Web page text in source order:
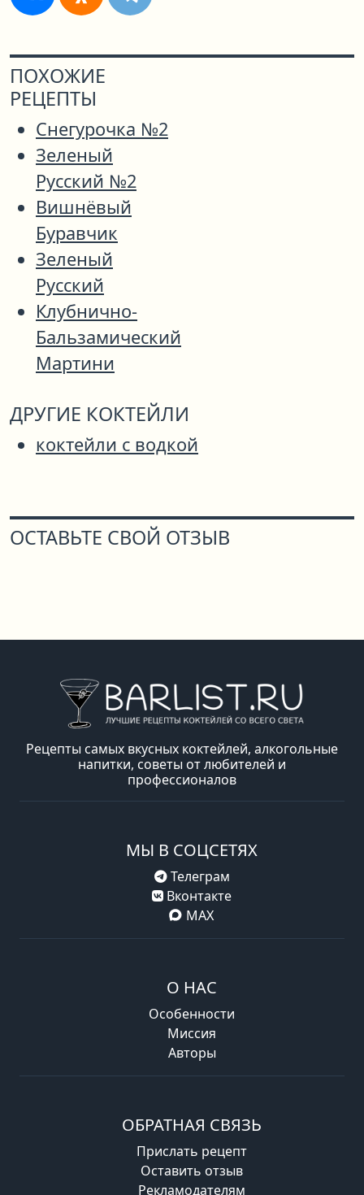
ПОХОЖИЕ
РЕЦЕПТЫ
Снегурочка №2
Зеленый
Русский №2
Вишнёвый
Буравчик
Зеленый
Русский
Клубнично-
Бальзамический
Мартини
ДРУГИЕ КОКТЕЙЛИ
коктейли с водкой
ОСТАВЬТЕ СВОЙ ОТЗЫВ
Рецепты самых вкусных коктейлей, алкогольные
напитки, советы от любителей и
профессионалов
МЫ В СОЦСЕТЯХ
Телеграм
Вконтакте
MAX
О НАС
Особенности
Миссия
Авторы
ОБРАТНАЯ СВЯЗЬ
Прислать рецепт
Оставить отзыв
Рекламодателям